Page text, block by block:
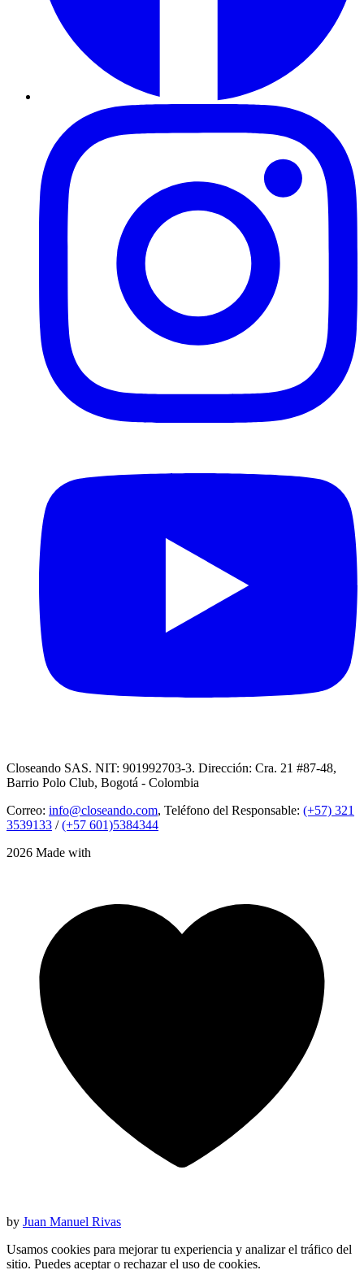
Closeando SAS. NIT: 901992703-3. Dirección: Cra. 21 #87-48,
Barrio Polo Club, Bogotá - Colombia
Correo: info@closeando.com, Teléfono del Responsable: (+57) 321
3539133 /(+57 601)5384344
2026 Made with
by Juan Manuel Rivas
Usamos cookies para mejorar tu experiencia y analizar el tráfico del
sitio. Puedes aceptar o rechazar el uso de cookies.